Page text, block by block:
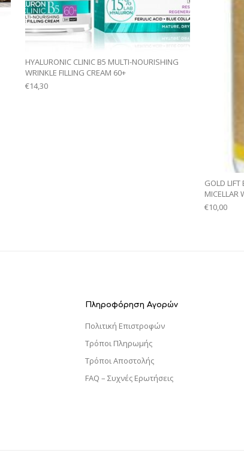
HYALURONIC CLINIC B5 MULTI-NOURISHING
WRINKLE FILLING CREAM 60+
€14,30
GOLD LIFT
MICELLAR
€10,00
Πληροφόρηση Αγορών
Πολιτική Επιστροφών
Τρόποι Πληρωμής
Τρόποι Αποστολής
FAQ – Συχνές Ερωτήσεις